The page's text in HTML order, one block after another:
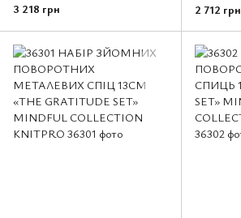
3 218 грн
2 712 грн